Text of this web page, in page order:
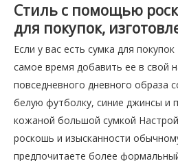
Стиль с помощью
для покупок,
Если у вас есть сумка для
самое время добавить ее в свой
повседневного дневного образа
белую футболку, синие джинсы и
кожаной большой сумкой
роскошь и изысканности
предпочитаете более